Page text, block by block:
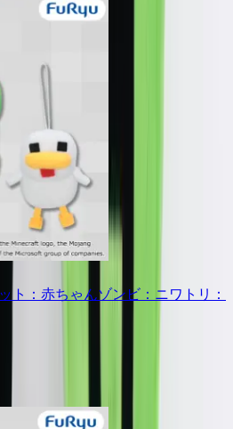
：赤ちゃんゾンビ：ニワトリ：